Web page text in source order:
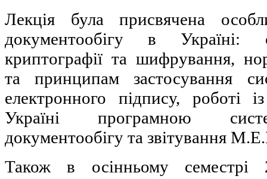
Лекція була присвячена
документообігу в Україні:
криптографії та шифрування,
та принципам застосування
електронного підпису, роботі
Україні програмною
документообігу та звітування
Також в осінньому